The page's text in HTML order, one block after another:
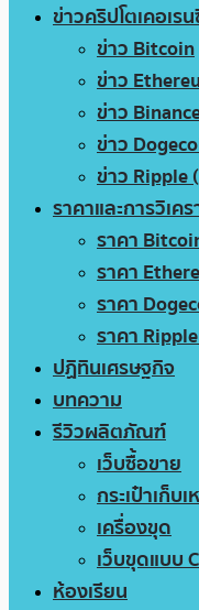
ข่าวคริปโตเคอเร
ข่าว Bitcoin
ข่าว
ข่าว
ข่าว
ข่าว Ripple
ราคาและการวิเคร
ราคา
ราคา
ราคา
ราคา
ปฏิทินเศรษฐกิจ
บทความ
รีวิวผลิตภัณฑ์
เว็บซื้อขาย
กระเป๋าเก็บ
เครื่องขุด
เว็บขุดแบบ
ห้องเรียน